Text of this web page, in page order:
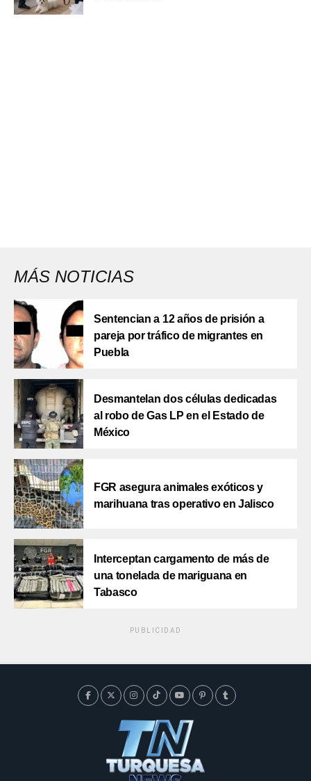
MÁS NOTICIAS
Sentencian a 12 años de prisión a
pareja por tráfico de migrantes en
Puebla
Desmantelan dos células dedicadas
al robo de Gas LP en el Estado de
México
FGR asegura animales exóticos y
marihuana tras operativo en Jalisco
Interceptan cargamento de más de
una tonelada de mariguana en
Tabasco
PUBLICIDAD